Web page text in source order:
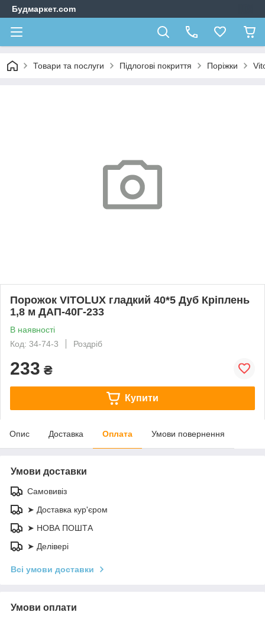
Будмаркет.com
Товари та послуги Підлогові покриття Поріжки
Порожок VITOLUX гладкий 40*5 Дуб Кріплень
1,8 м ДАП-40Г-233
В наявності
Код: 34-74-3
Роздріб
233 ₴
Купити
Опис Доставка Оплата Умови повернення
Умови доставки
Самовивіз
➤ Доставка кур'єром
➤ НОВА ПОШТА
➤ Делівері
Всі умови доставки
Умови оплати